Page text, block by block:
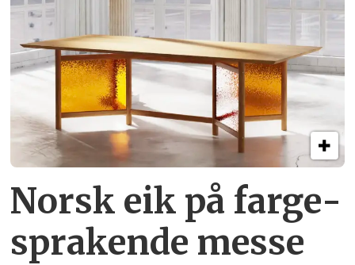
Norsk eik på farge­
sprakende messe